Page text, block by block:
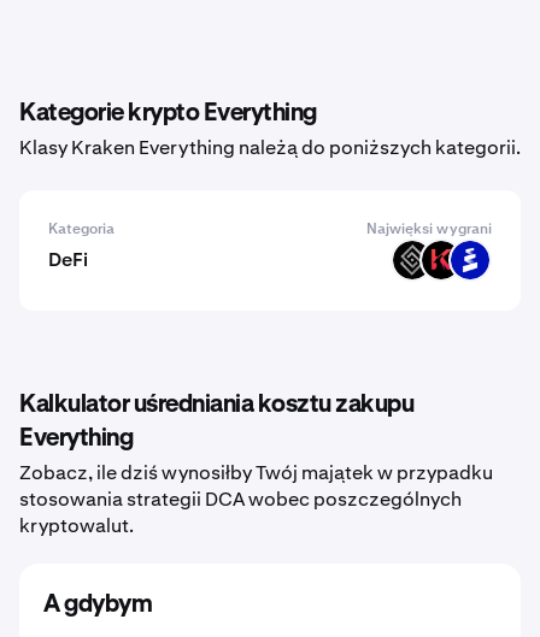
Kategorie krypto Everything
Klasy Kraken Everything należą do poniższych kategorii.
Kategoria Najwięksi wygrani
DeFi DECT KAR PROS
Kalkulator uśredniania kosztu zakupu
Everything
Zobacz, ile dziś wynosiłby Twój majątek w przypadku
stosowania strategii DCA wobec poszczególnych
kryptowalut.
A gdybym